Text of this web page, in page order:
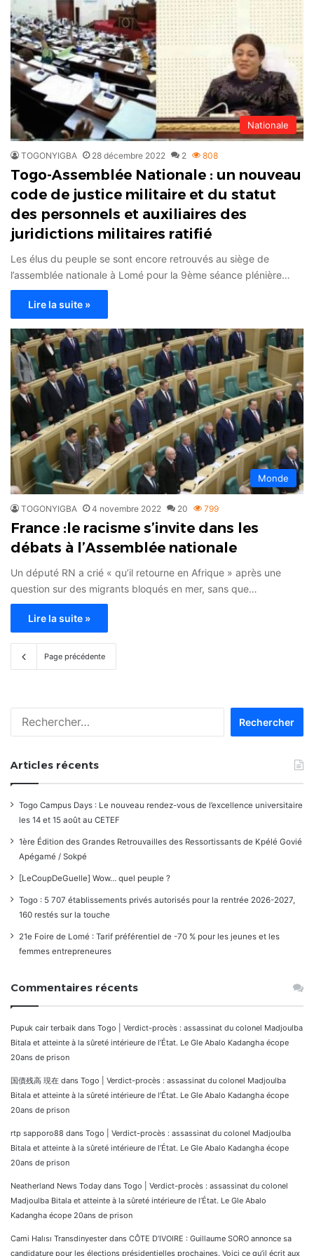
Nationale
TOGONYIGBA 28 décembre 2022 2 808
Togo-Assemblée Nationale : un nouveau
code de justice militaire et du statut
des personnels et auxiliaires des
juridictions militaires ratifié
Les élus du peuple se sont encore retrouvés au siège de
l’assemblée nationale à Lomé pour la 9ème séance plénière…
Lire la suite »
Monde
TOGONYIGBA 4 novembre 2022 20 799
France :le racisme s’invite dans les
débats à l’Assemblée nationale
Un député RN a crié « qu’il retourne en Afrique » après une
question sur des migrants bloqués en mer, sans que…
Lire la suite »
Page précédente
Articles récents
Togo Campus Days : Le nouveau rendez-vous de l’excellence universitaire
les 14 et 15 août au CETEF
1ère Édition des Grandes Retrouvailles des Ressortissants de Kpélé Govié
Apégamé / Sokpé
[LeCoupDeGuelle] Wow… quel peuple ?
Togo : 5 707 établissements privés autorisés pour la rentrée 2026-2027,
160 restés sur la touche
21e Foire de Lomé : Tarif préférentiel de -70 % pour les jeunes et les
femmes entrepreneures
Commentaires récents
Pupuk cair terbaik dans Togo | Verdict-procès : assassinat du colonel Madjoulba
Bitala et atteinte à la sûreté intérieure de l’État. Le Gle Abalo Kadangha écope
20ans de prison
国債残高 現在 dans Togo | Verdict-procès : assassinat du colonel Madjoulba
Bitala et atteinte à la sûreté intérieure de l’État. Le Gle Abalo Kadangha écope
20ans de prison
rtp sapporo88 dans Togo | Verdict-procès : assassinat du colonel Madjoulba
Bitala et atteinte à la sûreté intérieure de l’État. Le Gle Abalo Kadangha écope
20ans de prison
Neatherland News Today dans Togo | Verdict-procès : assassinat du colonel
Madjoulba Bitala et atteinte à la sûreté intérieure de l’État. Le Gle Abalo
Kadangha écope 20ans de prison
Cami Halısı Transdinyester dans CÔTE D’IVOIRE : Guillaume SORO annonce sa
candidature pour les élections présidentielles prochaines. Voici ce qu’il écrit aux